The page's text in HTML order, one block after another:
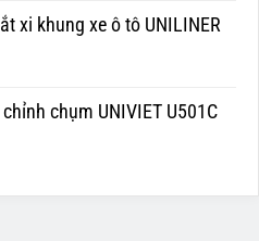
xi khung xe ô tô UNILINER
chụm UNIVIET U501C